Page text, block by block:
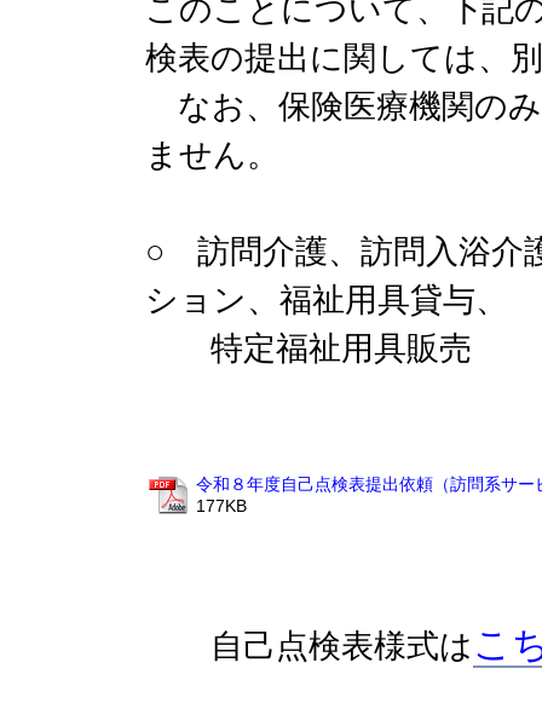
このことについて、下記
検表の提出に関しては、
なお、保険医療機関の
ません。
○ 訪問介護、訪問入浴介
ション、福祉用具貸与、
特定福祉用具販売
令和８年度自己点検表提出依頼（訪問系サー
177KB
自己点検表様式はこ